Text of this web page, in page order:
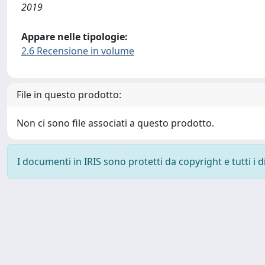
2019
Appare nelle tipologie:
2.6 Recensione in volume
File in questo prodotto:
Non ci sono file associati a questo prodotto.
I documenti in IRIS sono protetti da copyright e tutti i